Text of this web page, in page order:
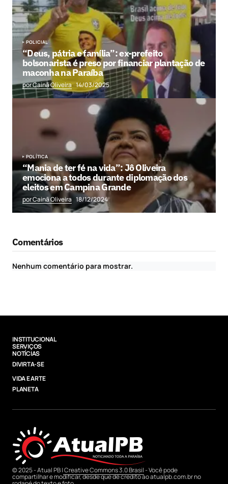
POLICIAL
“Deus, pátria e família”: ex-prefeito
bolsonarista é preso por financiar plantação de
maconha na Paraíba
por Cainã Oliveira 14/03/2025
POLÍTICA
“Mania de ter fé na vida”: Jô Oliveira
emociona a todos durante diplomação dos
eleitos em Campina Grande
por Cainã Oliveira 18/12/2024
Comentários
Nenhum comentário para mostrar.
INSTITUCIONAL
SERVIÇOS
NOTÍCIAS
DIVIRTA-SE
VIDA E ARTE
PLANETA
© 2025 - Atual PB |Creative Commons 3.0 Brasil- Você pode
compartilhar e modificar, desde que dê credito ao atualpb.com.br no